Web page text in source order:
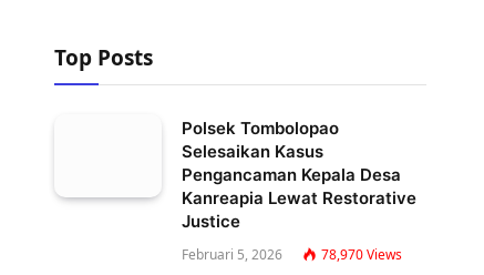
Top Posts
Polsek Tombolopao
Selesaikan Kasus
Pengancaman Kepala Desa
Kanreapia Lewat Restorative
Justice
Februari 5, 2026 78,970Views